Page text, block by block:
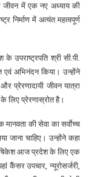
जीवन में एक नए अध्याय की
निर्माण में अत्यंत महत्वपूर्ण
श्री सी.पी.
अभिनंदन किया। उन्होंने
प्रेरणादायी जीवन यात्रा
लिए प्रेरणास्रोत है।
की सेवा का सर्वाेच्च
जाना चाहिए। उन्होंने कहा
ऋषिकेश आज प्रदेश के लिए एक
कैंसर उपचार, न्यूरोसर्जरी,